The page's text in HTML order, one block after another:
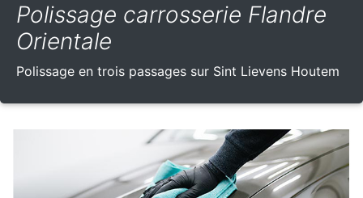
Polissage carrosserie Flandre
Orientale
Polissage en trois passages sur Sint Lievens Houtem